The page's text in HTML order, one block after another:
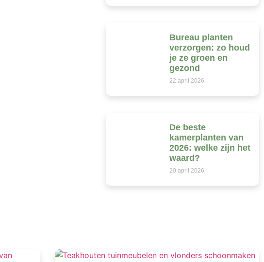
Bureau planten
verzorgen: zo houd
je ze groen en
gezond
22 april 2026
De beste
kamerplanten van
2026: welke zijn het
waard?
20 april 2026